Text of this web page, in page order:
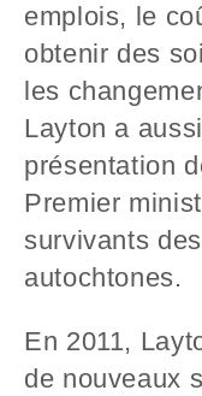
emplois, le
obtenir des
les
Layton a
présentation
Premier
survivants
autochtones.
En 2011,
de nouveaux